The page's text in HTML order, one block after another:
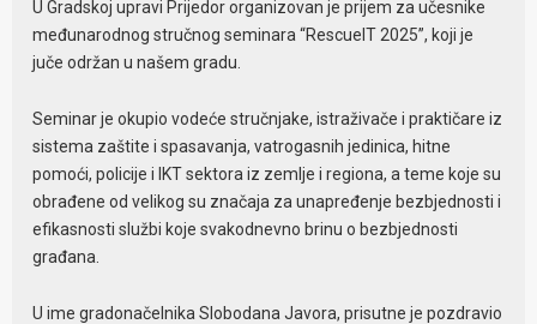
U Gradskoj upravi Prijedor organizovan je prijem za učesnike
međunarodnog stručnog seminara “RescueIT 2025”, koji je
juče održan u našem gradu.
Seminar je okupio vodeće stručnjake, istraživače i praktičare iz
sistema zaštite i spasavanja, vatrogasnih jedinica, hitne
pomoći, policije i IKT sektora iz zemlje i regiona, a teme koje su
obrađene od velikog su značaja za unapređenje bezbjednosti i
efikasnosti službi koje svakodnevno brinu o bezbjednosti
građana.
U ime gradonačelnika Slobodana Javora, prisutne je pozdravio